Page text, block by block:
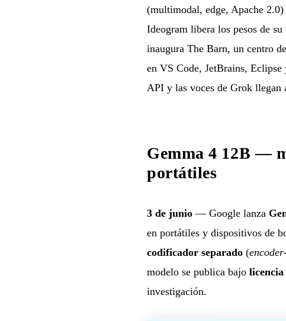
(multimodal, edge, Apache
Ideogram libera los pesos de
inaugura The Barn, un centro
en VS Code, JetBrains,
API y las voces de Grok llegan
Gemma 4 12B —
portátiles
3 de junio — Google lanza
en portátiles y dispositivos de
codificador separado (
modelo se publica bajo licencia
investigación.